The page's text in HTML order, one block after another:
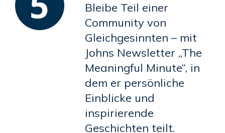
Bleibe Teil einer
Community von
Gleichgesinnten – mit
Johns Newsletter „The
Meaningful Minute“, in
dem er persönliche
Einblicke und
inspirierende
Geschichten teilt.